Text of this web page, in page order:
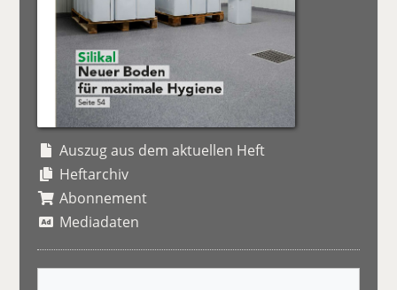
Auszug aus dem aktuellen Heft
Heftarchiv
Abonnement
Mediadaten